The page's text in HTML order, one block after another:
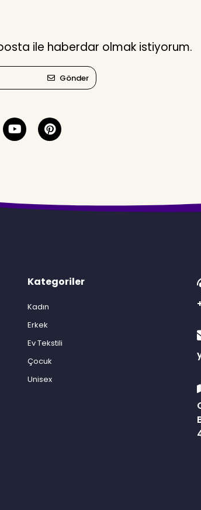
ile haberdar olmak istiyorum.
Gönder
Kategoriler
Kadın
Erkek
Ev Tekstili
Çocuk
Unisex